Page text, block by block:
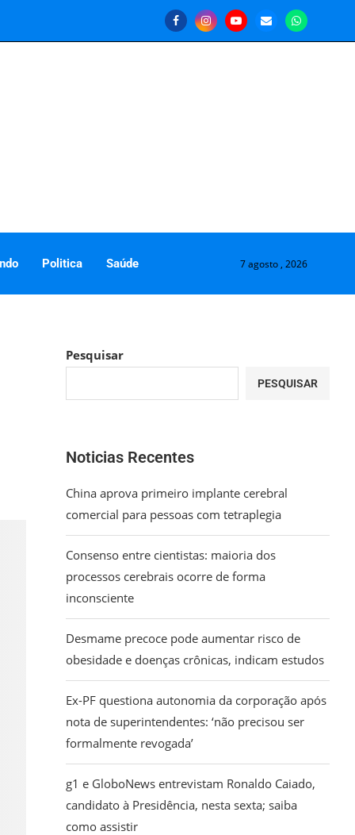
Politica Saúde 7 agosto , 2026
Pesquisar
PESQUISAR
Noticias Recentes
China aprova primeiro implante cerebral
comercial para pessoas com tetraplegia
Consenso entre cientistas: maioria dos
processos cerebrais ocorre de forma
inconsciente
Desmame precoce pode aumentar risco de
obesidade e doenças crônicas, indicam estudos
Ex-PF questiona autonomia da corporação após
nota de superintendentes: ‘não precisou ser
formalmente revogada’
g1 e GloboNews entrevistam Ronaldo Caiado,
candidato à Presidência, nesta sexta; saiba
como assistir